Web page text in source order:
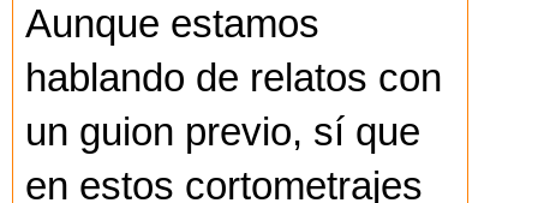
Aunque estamos
hablando de relatos con
un guion previo, sí que
en estos cortometrajes